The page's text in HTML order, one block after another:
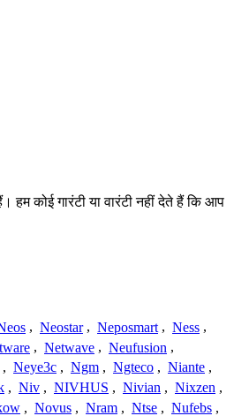
कोई गारंटी या वारंटी नहीं देते हैं कि आप
, Neostar , Neposmart , Ness ,
, Netwave , Neufusion ,
, Neye3c , Ngm , Ngteco , Niante ,
, Niv , NIVHUS , Nivian , Nixzen ,
, Novus , Nram , Ntse , Nufebs ,